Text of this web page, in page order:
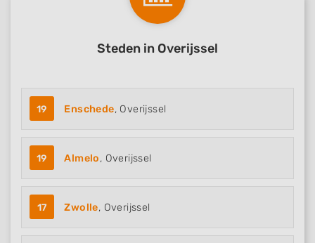
Steden in Overijssel
19 Enschede, Overijssel
19 Almelo, Overijssel
17 Zwolle, Overijssel